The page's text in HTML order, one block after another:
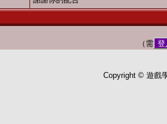
（需 登
Copyright © 遊戲